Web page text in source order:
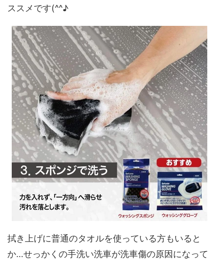
ススメです(^^♪
拭き上げに普通のタオルを使っている方もいると
か…せっかくの手洗い洗車が洗車傷の原因になって